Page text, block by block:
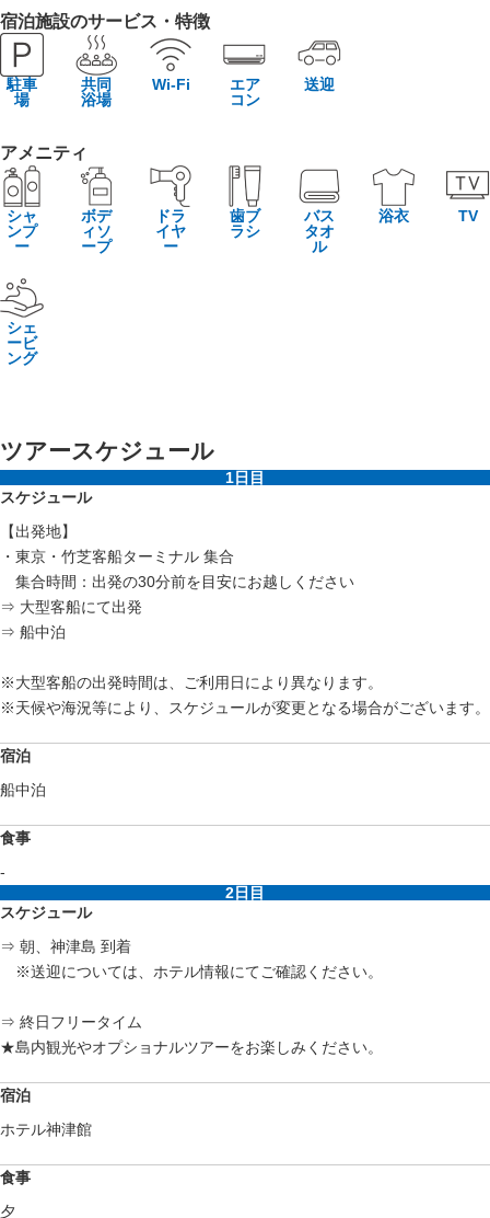
宿泊施設のサービス・特徴
駐車
場
共同
浴場
Wi-Fi
エア
コン
送迎
アメニティ
シャ
ンプ
ー
ボデ
ィソ
ープ
ドラ
イヤ
ー
歯ブ
ラシ
バス
タオ
ル
浴衣 TV
シェ
ービ
ング
ツアースケジュール
1日目
スケジュール
【出発地】
・東京・竹芝客船ターミナル 集合
集合時間：出発の30分前を目安にお越しください
⇒ 大型客船にて出発
⇒ 船中泊
※大型客船の出発時間は、ご利用日により異なります。
※天候や海況等により、スケジュールが変更となる場合がございます。
宿泊
船中泊
食事
-
2日目
スケジュール
⇒ 朝、神津島 到着
※送迎については、ホテル情報にてご確認ください。
⇒ 終日フリータイム
★島内観光やオプショナルツアーをお楽しみください。
宿泊
ホテル神津館
食事
夕